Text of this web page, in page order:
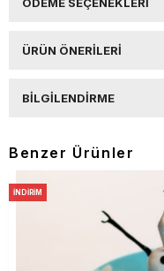
ÜRÜN ÖNERILERI
BILGILENDIRME
Benzer Ürünler
İNDIRIM